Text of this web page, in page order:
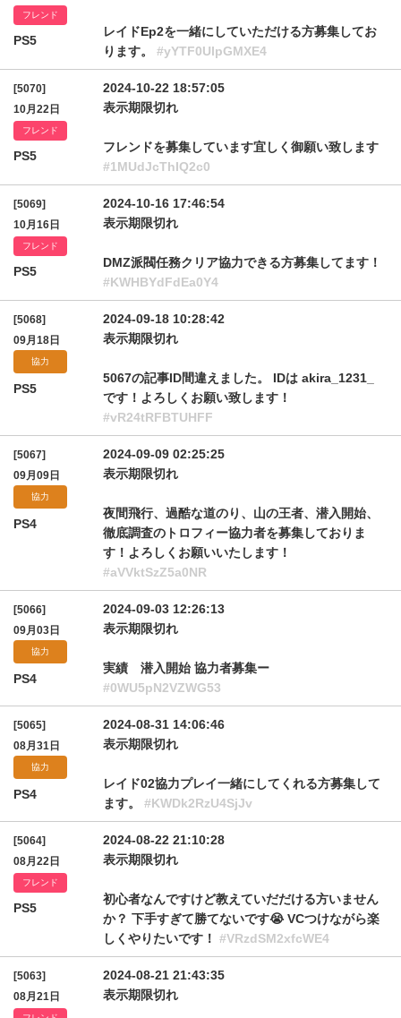
フレンド
PS5
レイドEp2を一緒にしていただける方募集してお
ります。 #yYTF0UlpGMXE4
[5070]
10月22日
フレンド
PS5
2024-10-22 18:57:05
表示期限切れ
フレンドを募集しています宜しく御願い致します
#1MUdJcThIQ2c0
[5069]
10月16日
フレンド
PS5
2024-10-16 17:46:54
表示期限切れ
DMZ派閥任務クリア協力できる方募集してます！
#KWHBYdFdEa0Y4
[5068]
09月18日
協力
PS5
2024-09-18 10:28:42
表示期限切れ
5067の記事ID間違えました。 IDは akira_1231_
です！よろしくお願い致します！
#vR24tRFBTUHFF
[5067]
09月09日
協力
PS4
2024-09-09 02:25:25
表示期限切れ
夜間飛行、過酷な道のり、山の王者、潜入開始、
徹底調査のトロフィー協力者を募集しておりま
す！よろしくお願いいたします！
#aVVktSzZ5a0NR
[5066]
09月03日
協力
PS4
2024-09-03 12:26:13
表示期限切れ
実績 潜入開始 協力者募集ー
#0WU5pN2VZWG53
[5065]
08月31日
協力
PS4
2024-08-31 14:06:46
表示期限切れ
レイド02協力プレイ一緒にしてくれる方募集して
ます。 #KWDk2RzU4SjJv
[5064]
08月22日
フレンド
PS5
2024-08-22 21:10:28
表示期限切れ
初心者なんですけど教えていだだける方いません
か？ 下手すぎて勝てないです😭 VCつけながら楽
しくやりたいです！ #VRzdSM2xfcWE4
[5063]
08月21日
2024-08-21 21:43:35
表示期限切れ